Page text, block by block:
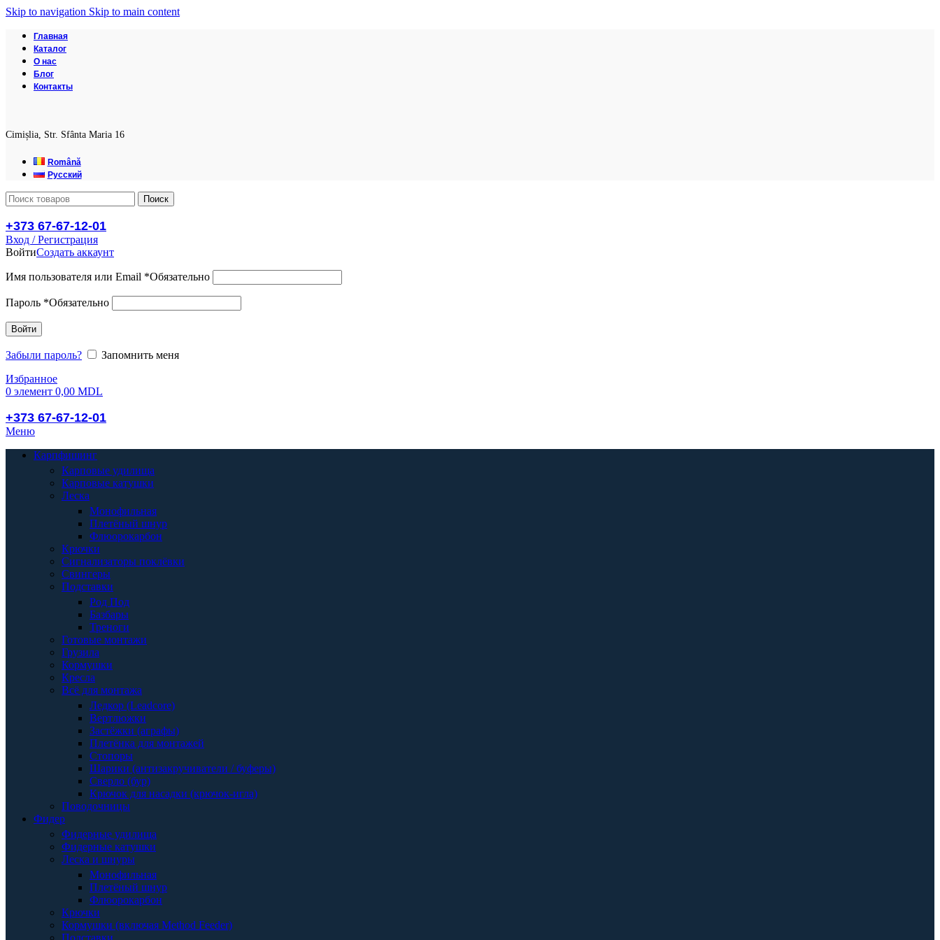
Skip to navigation Skip to main content
Главная
Каталог
О нас
Блог
Контакты
Cimișlia, Str. Sfânta Maria 16
Română
Русский
Поиск
+373 67-67-12-01
Вход / Регистрация
ВойтиСоздать аккаунт
Имя пользователя или Email *Обязательно
Пароль *Обязательно
Войти
Забыли пароль?
Запомнить меня
Избранное
0 элемент 0,00 MDL
+373 67-67-12-01
Меню
Карпфишинг
Карповые удилища
Карповые катушки
Леска
Монофильная
Плетёный шнур
Флюорокарбон
Крючки
Сигнализаторы поклёвки
Свингеры
Подставки
Род Под
Базбары
Треноги
Готовые монтажи
Грузила
Кормушки
Кресла
Всё для монтажа
Ледкор (Leadcore)
Вертлюжки
Застёжки (аграфы)
Плетёнка для монтажей
Стопоры
Шарики (антизакручиватели / буферы)
Сверло (бур)
Крючок для насадки (крючок-игла)
Поводочницы
Фидер
Фидерные удилища
Фидерные катушки
Леска и шнуры
Монофильная
Плетёный шнур
Флюорокарбон
Крючки
Кормушки (включая Method Feeder)
Подставки